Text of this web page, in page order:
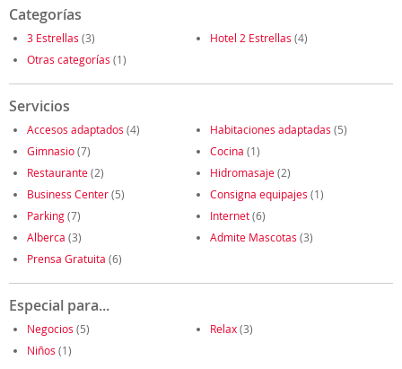
Categorías
3 Estrellas (3) Hotel 2 Estrellas (4)
Otras categorías (1)
Servicios
Accesos adaptados (4) Habitaciones adaptadas (5)
Gimnasio(7) Cocina (1)
Restaurante(2) Hidromasaje(2)
Business Center(5) Consigna equipajes (1)
Parking(7) Internet(6)
Alberca (3) Admite Mascotas (3)
Prensa Gratuita (6)
Especial para...
Negocios (5) Relax(3)
Niños (1)